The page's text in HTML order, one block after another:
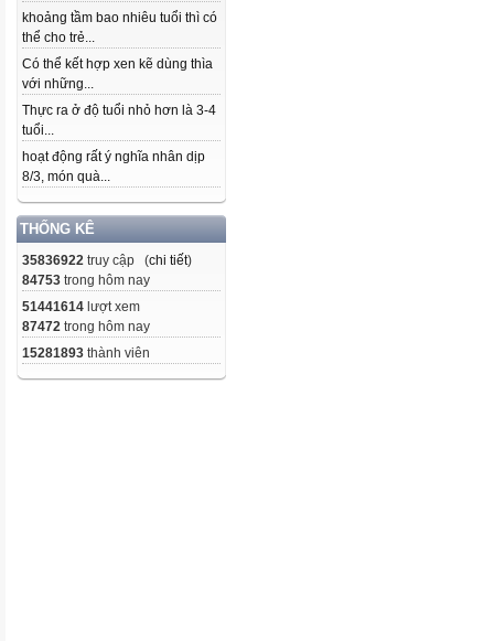
khoảng tầm bao nhiêu tuổi thì có
thể cho trẻ...
Có thể kết hợp xen kẽ dùng thìa
với những...
Thực ra ở độ tuổi nhỏ hơn là 3-4
tuổi...
hoạt động rất ý nghĩa nhân dịp
8/3, món quà...
THỐNG KÊ
35836922 truy cập (chi tiết)
84753 trong hôm nay
51441614 lượt xem
87472 trong hôm nay
15281893 thành viên